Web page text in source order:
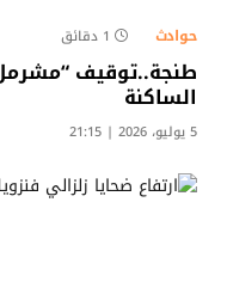
حوادث 1 دقائق
طنجة..توقيف
الساكنة​
5 يوليو، 2026 | 21:15